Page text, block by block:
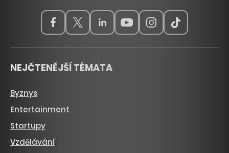
NEJČTENĚJŠÍ TÉMATA
Byznys
Entertainment
Startupy
Vzdělávání